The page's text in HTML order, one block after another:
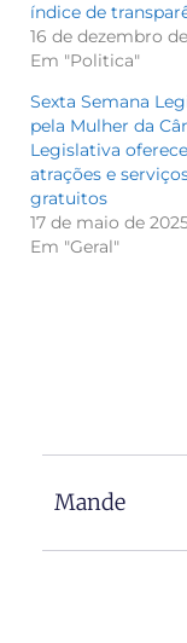
índice de
16 de dezembro
Em "Politica"
Sexta Semana
pela Mulher da
Legislativa oferece
atrações e
gratuitos
17 de maio de
Em "Geral"
Mande